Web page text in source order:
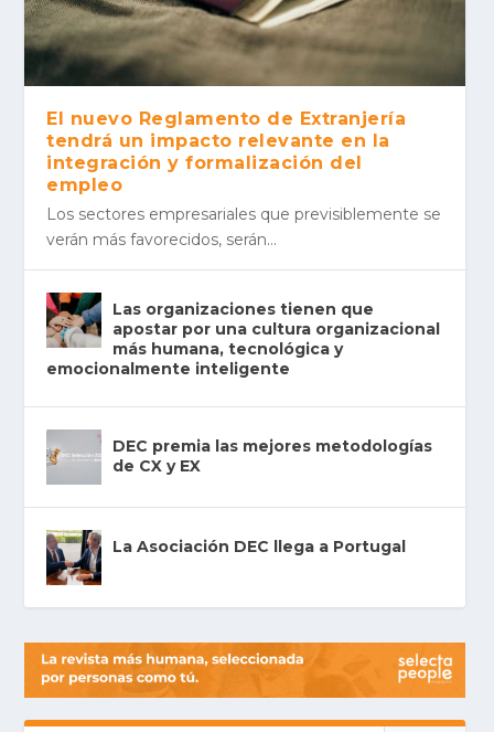
El nuevo Reglamento de Extranjería
tendrá un impacto relevante en la
integración y formalización del
empleo
Los sec­to­res empre­sa­ria­les que pre­vi­si­ble­men­te se
verán más favo­re­ci­dos, serán...
Las organizaciones tienen que
apostar por una cultura organizacional
más humana, tecnológica y
emocionalmente inteligente
DEC premia las mejores metodologías
de CX y EX
La Asociación DEC llega a Portugal